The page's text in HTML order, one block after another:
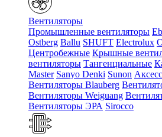
Вентиляторы
Промышленные вентиляторы
Ostberg Ballu SHUFT Electrolux
Центробежные Крышные
вентиляторы Тангенциальные
Master Sanyo Denki Sunon
Вентиляторы Blauberg
Вентиляторы Weiguang
Вентиляторы ЭРА Sirocco